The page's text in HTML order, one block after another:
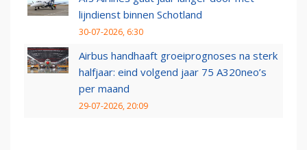
lijndienst binnen Schotland
30-07-2026, 6:30
Airbus handhaaft groeiprognoses na sterk
halfjaar: eind volgend jaar 75 A320neo’s
per maand
29-07-2026, 20:09